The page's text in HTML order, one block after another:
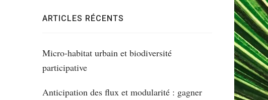
ARTICLES RÉCENTS
Micro-habitat urbain et biodiversité
participative
Anticipation des flux et modularité : gagner